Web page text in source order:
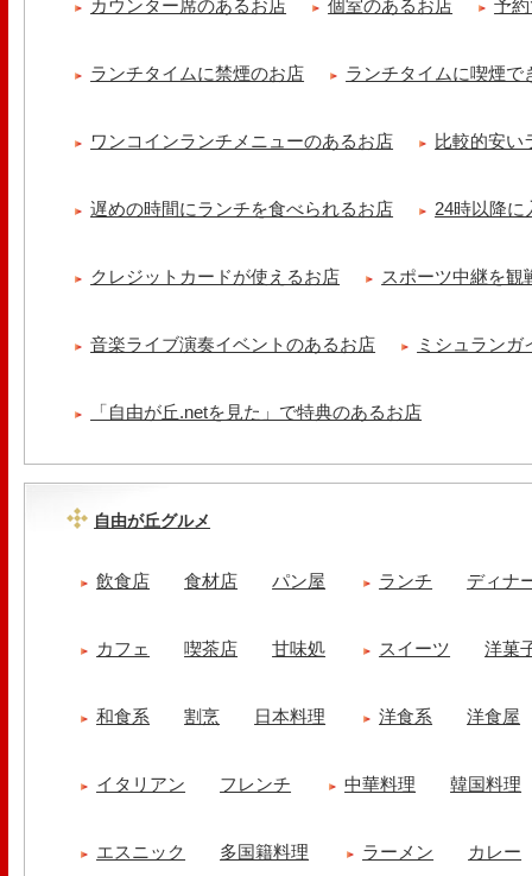
カウンター席のあるお店 個室のあるお店 予
ランチタイムに禁煙のお店 ランチタイムに喫煙で
ワンコインランチメニューのあるお店 比較的安い
遅めの時間にランチを食べられるお店 24時以降に
クレジットカードが使えるお店 スポーツ中継を観
音楽ライブ演奏イベントのあるお店 ミシュランガ
「自由が丘.netを見た」で特典のあるお店
自由が丘グルメ
飲食店 食材店 パン屋 ランチ ディナ
カフェ 喫茶店 甘味処 スイーツ 洋菓
和食系 割烹 日本料理 洋食系 洋食屋
イタリアン フレンチ 中華料理 韓国料理
エスニック 多国籍料理 ラーメン カレー